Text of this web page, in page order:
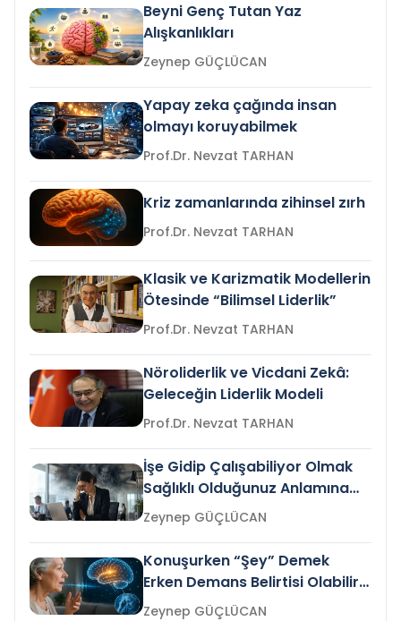
Beyni Genç Tutan Yaz
Alışkanlıkları
Zeynep GÜÇLÜCAN
Yapay zeka çağında insan
olmayı koruyabilmek
Prof.Dr. Nevzat TARHAN
Kriz zamanlarında zihinsel zırh
Prof.Dr. Nevzat TARHAN
Klasik ve Karizmatik Modellerin
Ötesinde “Bilimsel Liderlik”
Prof.Dr. Nevzat TARHAN
Nöroliderlik ve Vicdani Zekâ:
Geleceğin Liderlik Modeli
Prof.Dr. Nevzat TARHAN
İşe Gidip Çalışabiliyor Olmak
Sağlıklı Olduğunuz Anlamına
Gelir mi?Zeynep GÜÇLÜCAN
Konuşurken “Şey” Demek
Erken Demans Belirtisi Olabilir
mi?
Zeynep GÜÇLÜCAN